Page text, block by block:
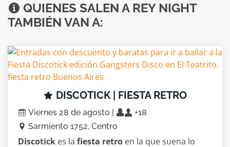
QUIENES SALEN A REY NIGHT
TAMBIÉN VAN A:
DISCOTICK | FIESTA RETRO
Viernes 28 de agosto |
+18
Sarmiento 1752, Centro
Discotick es la fiesta retro en la que suena lo